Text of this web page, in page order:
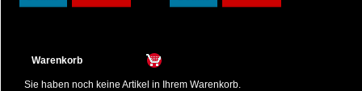
Warenkorb
Sie haben noch keine Artikel in Ihrem Warenkorb.